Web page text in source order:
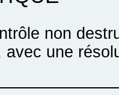
non
avec une